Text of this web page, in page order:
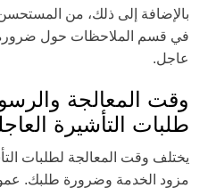
بالإضافة إلى ذلك، من
في قسم الملاحظات حول
عاجل.
وقت المعالجة
طلبات التأشيرة
يختلف وقت المعالجة لطلبات
مزود الخدمة وضرورة طلبك.